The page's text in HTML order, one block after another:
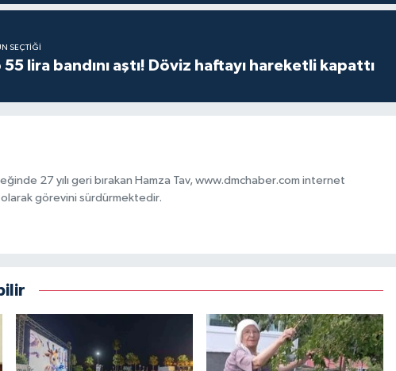
SEÇTIĞI
55 lira bandını aştı! Döviz haftayı hareketli kapattı
27 yılı geri bırakan Hamza Tav, www.dmchaber.com internet
görevini sürdürmektedir.